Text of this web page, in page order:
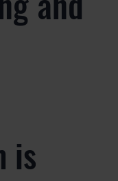
is